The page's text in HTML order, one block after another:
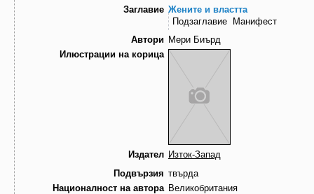
Заглавие Жените и властта
Подзаглавие
Манифест
Автори Мери Биърд
Илюстрации на корица
Издател Изток-Запад
Подвързия твърда
Националност на автора Великобритания